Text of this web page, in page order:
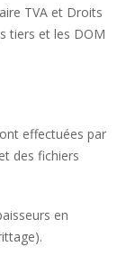
TVA et Droits
tiers et les DOM
effectuées par
des fichiers
en
frittage).